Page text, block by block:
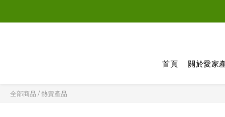
首頁 關於愛家
全部商品 /熱賣產品